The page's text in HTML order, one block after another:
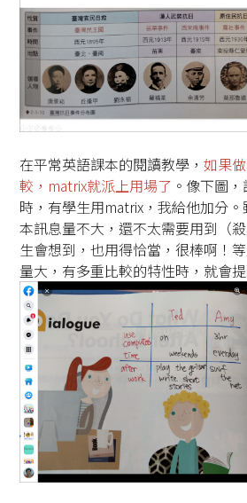
在平常英語課本的閱讀教學， 如果
較，matrix就派上用場了 。像下圖
時，有學生用matrix，我給他加分
本訊息量不大，還不太需要用到（
生會想到，也用得恰當，很棒啊！
量大，有多重比較的特性時，就會